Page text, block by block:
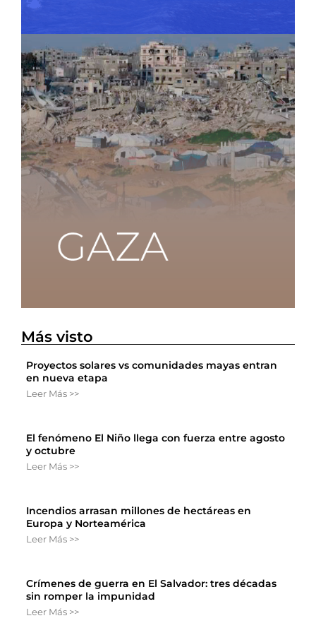
Más visto
Proyectos solares vs comunidades mayas entran
en nueva etapa
Leer Más >>
El fenómeno El Niño llega con fuerza entre agosto
y octubre
Leer Más >>
Incendios arrasan millones de hectáreas en
Europa y Norteamérica
Leer Más >>
Crímenes de guerra en El Salvador: tres décadas
sin romper la impunidad
Leer Más >>